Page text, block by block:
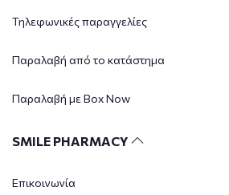
Τηλεφωνικές παραγγελίες
Παραλαβή από το κατάστημα
Παραλαβή με Box Now
SMILE PHARMACY
Επικοινωνία